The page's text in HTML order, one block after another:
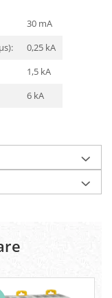
30 mA
0,25 kA
1,5 kA
6 kA